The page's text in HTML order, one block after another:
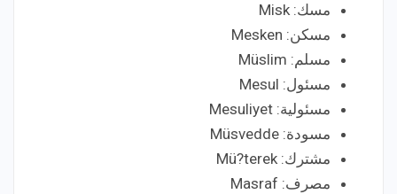
مسك: Misk
مسكن: Mesken
مسلم: Müslim
مسئول: Mesul
مسئولية: Mesuliyet
مسودة: Müsvedde
مشترك: Mü?terek
مصرف: Masraf